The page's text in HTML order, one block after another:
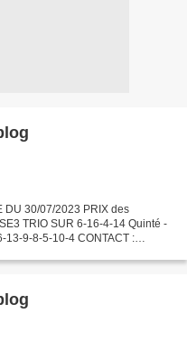
Eklablog
DU 30/07/2023 PRIX des
TRIO SUR 6-16-4-14 Quinté -
13-9-8-5-10-4 CONTACT :
Eklablog